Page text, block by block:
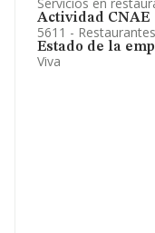
Actividad CNAE
5611 - Restaurantes
Estado de la
Viva